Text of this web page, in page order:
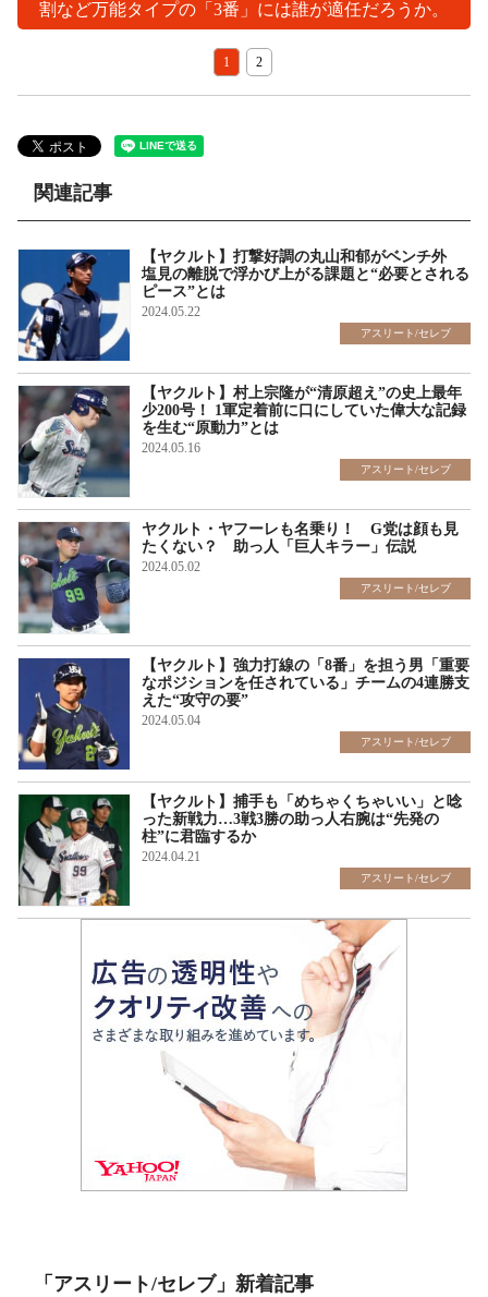
割など万能タイプの「3番」には誰が適任だろうか。
1 2
関連記事
【ヤクルト】打撃好調の丸山和郁がベンチ外
塩見の離脱で浮かび上がる課題と“必要とされる
ピース”とは
2024.05.22
アスリート/セレブ
【ヤクルト】村上宗隆が“清原超え”の史上最年
少200号！ 1軍定着前に口にしていた偉大な記録
を生む“原動力”とは
2024.05.16
アスリート/セレブ
ヤクルト・ヤフーレも名乗り！ G党は顔も見
たくない？ 助っ人「巨人キラー」伝説
2024.05.02
アスリート/セレブ
【ヤクルト】強力打線の「8番」を担う男「重要
なポジションを任されている」チームの4連勝支
えた“攻守の要”
2024.05.04
アスリート/セレブ
【ヤクルト】捕手も「めちゃくちゃいい」と唸
った新戦力…3戦3勝の助っ人右腕は“先発の
柱”に君臨するか
2024.04.21
アスリート/セレブ
「アスリート/セレブ」新着記事